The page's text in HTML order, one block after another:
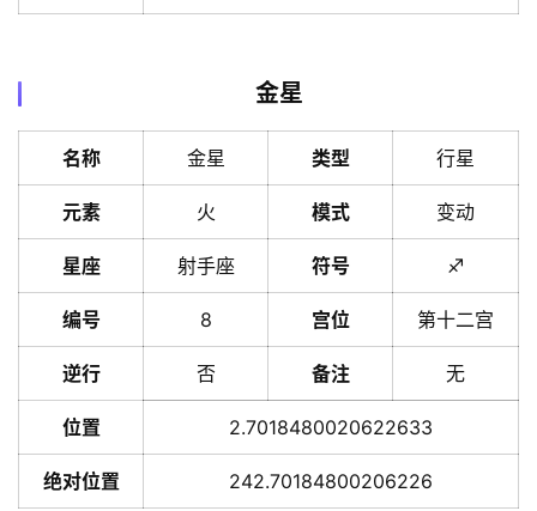
金星
名称 金星 类型 行星
元素 火 模式 变动
星座 射手座 符号 ♐️
编号 8 宫位 第十二宫
逆行 否 备注 无
位置 2.7018480020622633
绝对位置 242.70184800206226